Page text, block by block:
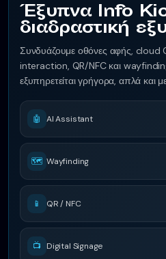
Έξυπνα Info
διαδραστική
Συνδυάζουμε οθόνες αφής,
interaction, QR/NFC και
εξυπηρετείται γρήγορα, απλά και
🤖 AI Assistant
🗺️ Wayfinding
📱 QR / NFC
📺 Digital Signage